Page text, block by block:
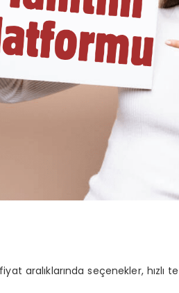
aralıklarında seçenekler, hızlı